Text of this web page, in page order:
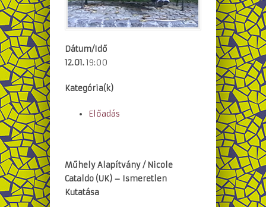
Dátum/Idő
12.01.19:00
Kategória(k)
Előadás
Műhely Alapítvány / Nicole
Cataldo (UK) – Ismeretlen
Kutatása